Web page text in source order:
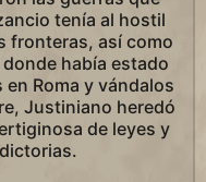
tenía al hostil
fronteras, así como
había estado
Roma y vándalos
Justiniano heredó
de leyes y